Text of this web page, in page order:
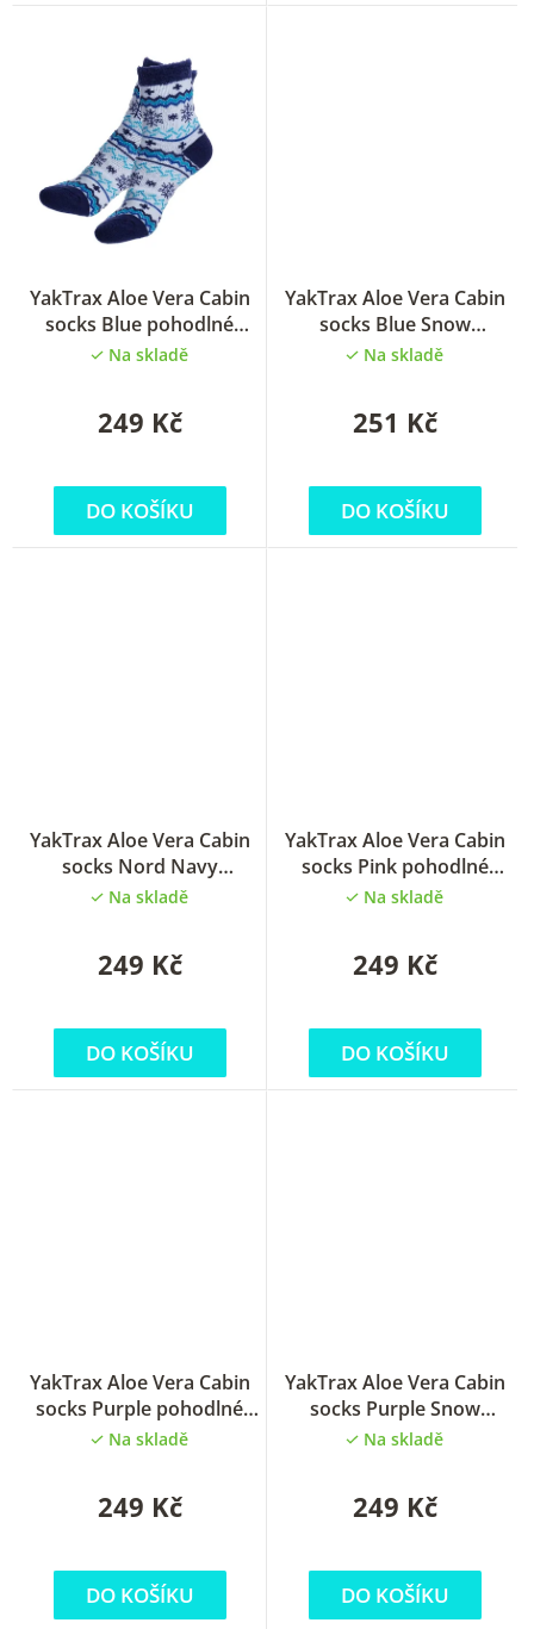
YakTrax Aloe Vera Cabin
socks Blue pohodlné
ponožky
Na skladě
249 Kč
DO KOŠÍKU
YakTrax Aloe Vera Cabin
socks Blue Snow
pohodlné ponožky
Na skladě
251 Kč
DO KOŠÍKU
YakTrax Aloe Vera Cabin
socks Nord Navy
pohodlné ponožky
Na skladě
249 Kč
DO KOŠÍKU
YakTrax Aloe Vera Cabin
socks Pink pohodlné
ponožky
Na skladě
249 Kč
DO KOŠÍKU
YakTrax Aloe Vera Cabin
socks Purple pohodlné
ponožky
Na skladě
249 Kč
DO KOŠÍKU
YakTrax Aloe Vera Cabin
socks Purple Snow
pohodlné ponožky
Na skladě
249 Kč
DO KOŠÍKU